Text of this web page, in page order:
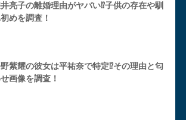
亮子の離婚理由がヤバい⁉︎子供の存在や馴
めを調査！
紫耀の彼女は平祐奈で特定⁉︎その理由と匂
画像を調査！